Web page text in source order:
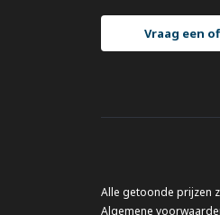
Vraag een
Alle getoonde prijzen
Algemene